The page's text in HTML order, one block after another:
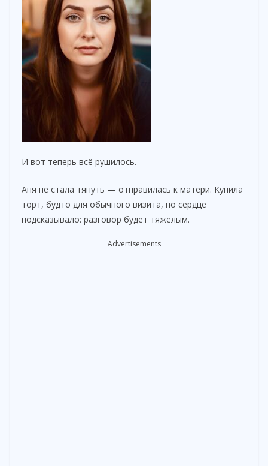
o
И вот теперь всё рушилось.
Аня не стала тянуть — отправилась к матери. Купила
торт, будто для обычного визита, но сердце
подсказывало: разговор будет тяжёлым.
Advertisements